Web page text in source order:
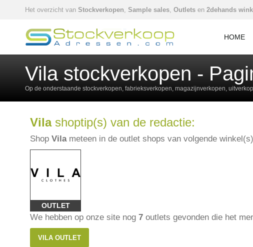
Het overzicht van Stockverkopen, Sample sales, Outlets en 2dehands
HOME
Vila stockverkopen -
Op de onderstaande stockverkopen, fabrieksverkopen, magazijnverkopen,
Vilashoptip(s) van de redactie:
Shop Vilameteen in de outlet shops van volgende
OUTLET
We hebben op onze site nog 7 outlets gevonden die het
VILA OUTLET